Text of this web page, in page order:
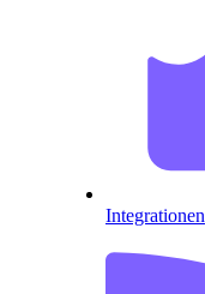
Integrationen